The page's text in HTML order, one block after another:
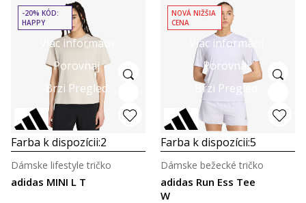
Viac informácií
Porovnaj
Brzi Pregled
-20% KÓD:
HAPPY
Farba k dispozícii:2
adidas MINI L T
Dámske lifestyle tričko
Viac informácií
Porovnaj
Brzi Pregled
NOVÁ NIŽŠIA
CENA
Farba k dispozícii:5
adidas Run Ess Tee
W
Dámske bežecké tričko